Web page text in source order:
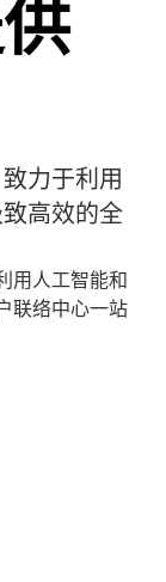
力于利用
高效的全
用人工智能和
联络中心一站